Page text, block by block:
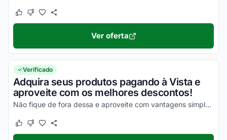
Este cupom funcionou
Este cupom não funcionou
Ver oferta
Verificado
Adquira seus produtos pagando à Vista e
aproveite com os melhores descontos!
Não fique de fora dessa e aproveite com vantagens simplesmente incríveis!
Este cupom funcionou
Este cupom não funcionou